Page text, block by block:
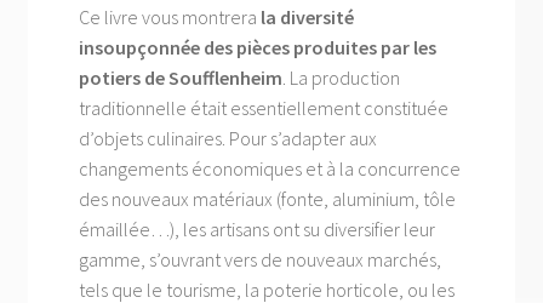
Ce livre vous montrera la diversité
insoupçonnée des pièces produites par les
potiers de Soufflenheim . La production
traditionnelle était essentiellement constituée
d’objets culinaires. Pour s’adapter aux
changements économiques et à la concurrence
des nouveaux matériaux (fonte, aluminium, tôle
émaillée…), les artisans ont su diversifier leur
gamme, s’ouvrant vers de nouveaux marchés,
tels que le tourisme, la poterie horticole, ou les